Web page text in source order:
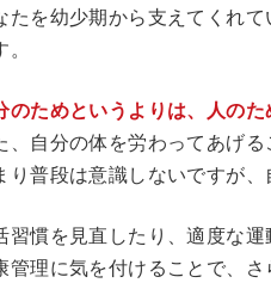
たを幼少期から支えてくれ
のためというよりは、人の
、自分の体を労わってあげ
り普段は意識しないですが
習慣を見直したり、適度な運
管理に気を付けることで、さ